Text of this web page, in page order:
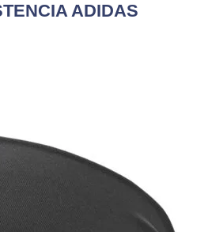
ADIDAS